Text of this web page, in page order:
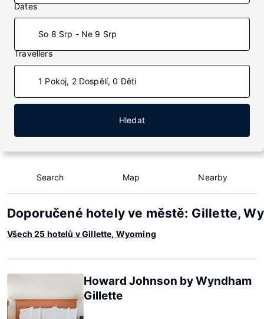
Dates
So 8 Srp - Ne 9 Srp
Travellers
1 Pokoj, 2 Dospělí, 0 Děti
Hledat
Search Map Nearby
Doporučené hotely ve městě: Gillette,
Všech 25 hotelů v Gillette, Wyoming
Howard Johnson by Wyndham
Gillette